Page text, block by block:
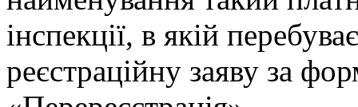
інспекції, в якій
реєстраційну заяву за